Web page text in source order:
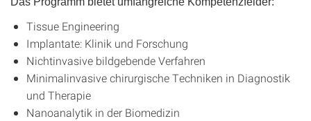
Tissue Engineering
Implantate: Klinik und Forschung
Nichtinvasive bildgebende Verfahren
Minimalinvasive chirurgische Techniken in Diagnostik
und Therapie
Nanoanalytik in der Biomedizin